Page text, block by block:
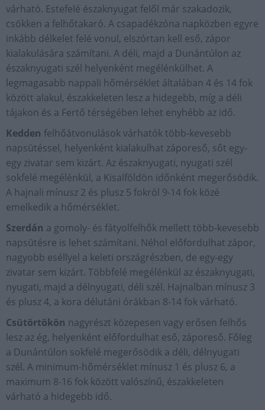
várható. Estefelé északnyugat felől már szakadozik,
csökken a felhőtakaró. A csapadékzóna napközben egyre
inkább délkelet felé vonul, elszórtan kell eső, zápor
kialakulására számítani. A déli, majd a Dunántúlon az
északnyugati szél helyenként megélénkülhet. A
legmagasabb nappali hőmérséklet általában 4 és 14 fok
között alakul, északkeleten lesz a hidegebb, míg a déli
tájakon és a Fertő térségében lehet enyhébb az idő.
Kedden felhőátvonulások várhatók több-kevesebb
napsütéssel, helyenként kialakulhat záporeső, sőt egy-
egy zivatar sem kizárt. Az északnyugati, nyugati szél
sokfelé megélénkül, a Kisalföldön időnként megerősödik.
A hajnali mínusz 2 és plusz 5 fokról 9-14 fok közé
emelkedik a hőmérséklet.
Szerdán a gomoly- és fátyolfelhők mellett több-kevesebb
napsütésre is lehet számítani. Néhol előfordulhat zápor,
nagyobb eséllyel a keleti országrészben, de egy-egy
zivatar sem kizárt. Többfelé megélénkül az északnyugati,
nyugati, majd a délnyugati, déli szél. Hajnalban mínusz 3
és plusz 4, a kora délutáni órákban 8-14 fok várható.
Csütörtökön nagyrészt közepesen vagy erősen felhős
lesz az ég, helyenként előfordulhat eső, záporeső. Főleg
a Dunántúlon sokfelé megerősödik a déli, délnyugati
szél. A minimum-hőmérséklet mínusz 1 és plusz 6, a
maximum 8-16 fok között valószínű, északkeleten
várható a hidegebb idő.